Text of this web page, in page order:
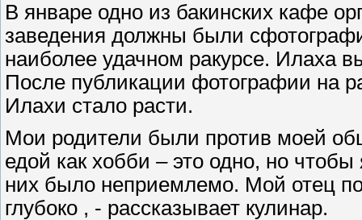
В январе одно из бакинских кафе
заведения должны были
наиболее удачном ракурсе. Илаха
После публикации фотографии на
Илахи стало расти.
Мои родители были против моей
едой как хобби – это одно, но
них было неприемлемо. Мой отец
глубоко , - рассказывает кулинар.